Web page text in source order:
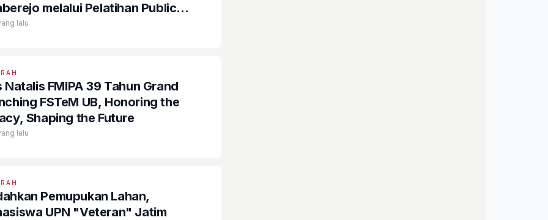
melalui Pelatihan Public
dan Digitalisasi Potensi Desa
lalu
Natalis FMIPA 39 Tahun Grand
FSTeM UB, Honoring the
Shaping the Future
lalu
Pemupukan Lahan,
UPN "Veteran" Jatim